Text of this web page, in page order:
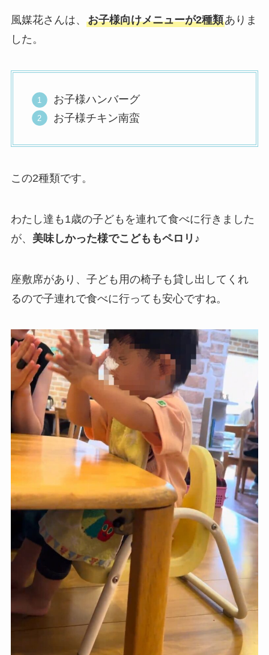
風媒花さんは、 お子様向けメニューが2種類ありま
した。
お子様ハンバーグ
お子様チキン南蛮
この2種類です。
わたし達も1歳の子どもを連れて食べに行きました
が、 美味しかった様でこどももペロリ ♪
座敷席があり、子ども用の椅子も貸し出してくれ
るので子連れで食べに行っても安心ですね。